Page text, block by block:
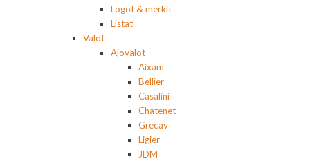
Logot & merkit
Listat
Valot
Ajovalot
Aixam
Bellier
Casalini
Chatenet
Grecav
Ligier
JDM